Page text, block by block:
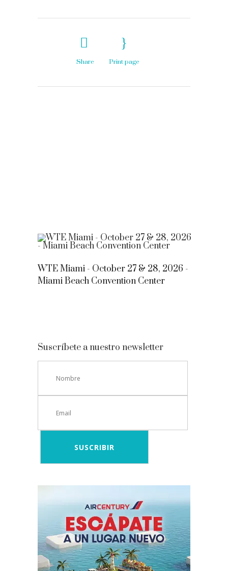
Share Print page
WTE Miami - October 27 & 28, 2026 -
Miami Beach Convention Center
Suscríbete a nuestro newsletter